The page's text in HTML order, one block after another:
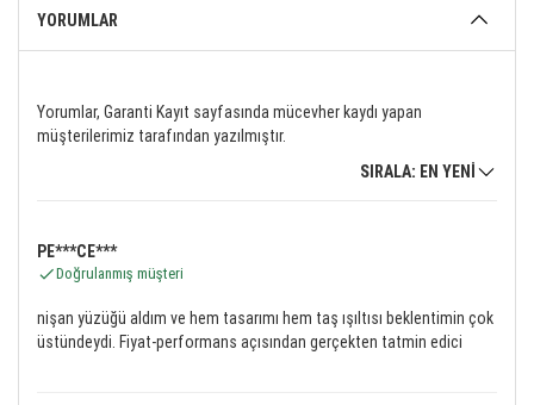
YORUMLAR
Yorumlar, Garanti Kayıt sayfasında mücevher kaydı yapan
müşterilerimiz tarafından yazılmıştır.
SIRALA: EN YENİ
PE***CE***
Doğrulanmış müşteri
nişan yüzüğü aldım ve hem tasarımı hem taş ışıltısı beklentimin çok
üstündeydi. Fiyat-performans açısından gerçekten tatmin edici